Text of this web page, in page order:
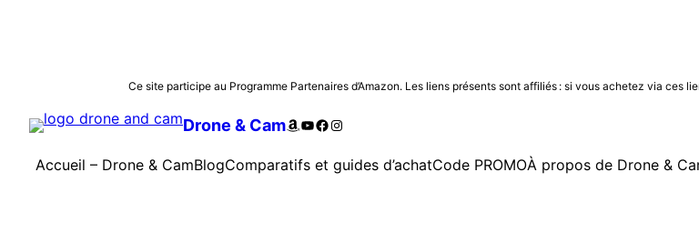
contenu
Ce site participe au Programme Partenaires d’Amazon. Les liens présents sont affiliés : si vous achetez via
Drone & CamAmazon
YouTube
Facebook
Instagram
Accueil – Drone & CamBlogComparatifs et guides d’achatCode PROMOÀ propos de Drone &